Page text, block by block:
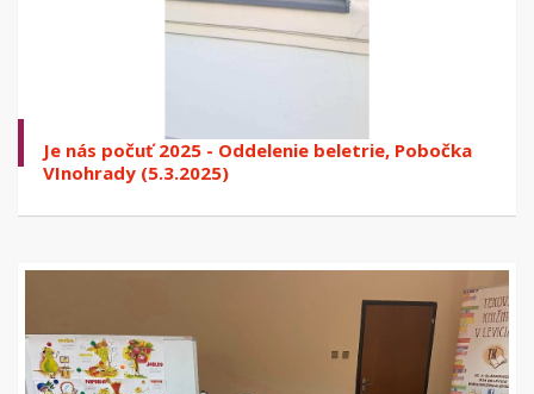
Je nás počuť 2025 - Oddelenie beletrie, Pobočka
VInohrady (5.3.2025)